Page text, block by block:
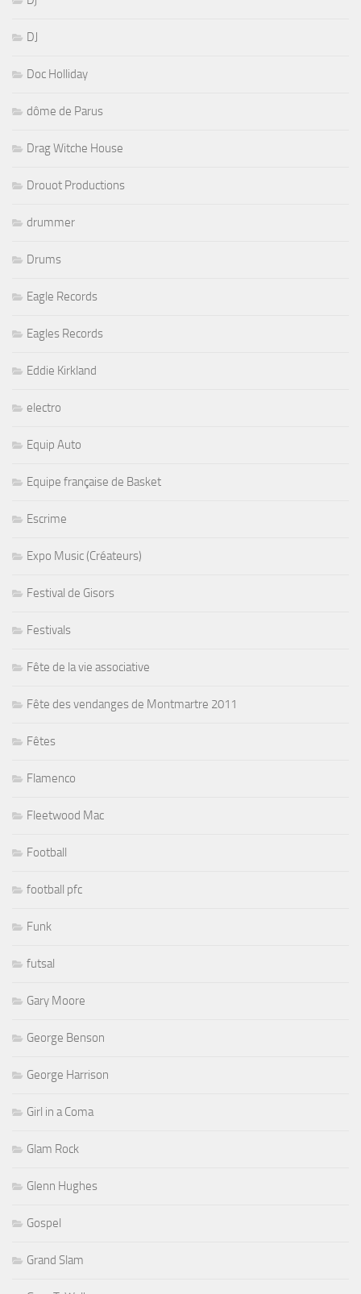
DJ
Doc Holliday
dôme de Parus
Drag Witche House
Drouot Productions
drummer
Drums
Eagle Records
Eagles Records
Eddie Kirkland
electro
Equip Auto
Equipe française de Basket
Escrime
Expo Music (Créateurs)
Festival de Gisors
Festivals
Fête de la vie associative
Fête des vendanges de Montmartre 2011
Fêtes
Flamenco
Fleetwood Mac
Football
football pfc
Funk
futsal
Gary Moore
George Benson
George Harrison
Girl in a Coma
Glam Rock
Glenn Hughes
Gospel
Grand Slam